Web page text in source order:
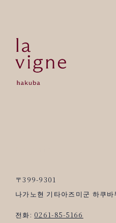
〒399-9301
나가노현 기타아즈미군 하쿠
전화: 0261-85-5166